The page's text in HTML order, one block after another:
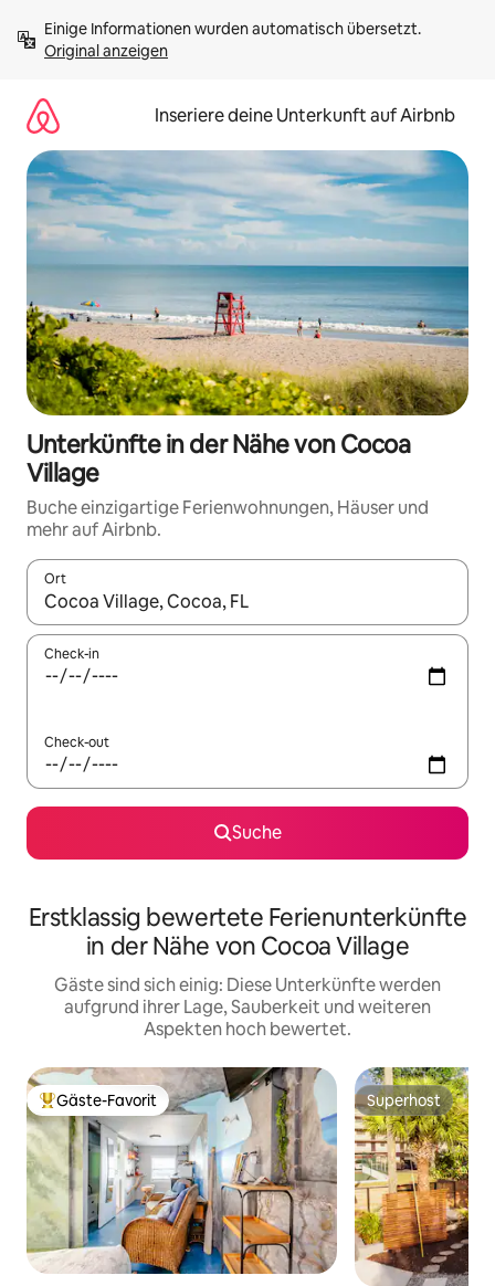
Inhalten
springenOriginal anzeigen
Inseriere deine Unterkunft auf Airbnb
Unterkünfte in der Nähe von Cocoa
Village
Buche einzigartige Ferienwohnungen, Häuser und
mehr auf Airbnb.
Ort
Wenn Ergebnisse verfügbar sind, navigiere mit den
Check-in
Check-out
Suche
Erstklassig bewertete Ferienunterkünfte
in der Nähe von Cocoa Village
Gäste sind sich einig: Diese Unterkünfte werden
aufgrund ihrer Lage, Sauberkeit und weiteren
Aspekten hoch bewertet.
Beliebter Gäste-Favorit.
Gäste-Favorit Superhost
Superhost